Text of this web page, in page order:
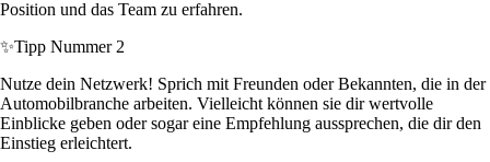
Position und das Team zu erfahren.
✨Tipp Nummer 2
Nutze dein Netzwerk! Sprich mit Freunden oder Bekannten, die in der
Automobilbranche arbeiten. Vielleicht können sie dir wertvolle
Einblicke geben oder sogar eine Empfehlung aussprechen, die dir den
Einstieg erleichtert.